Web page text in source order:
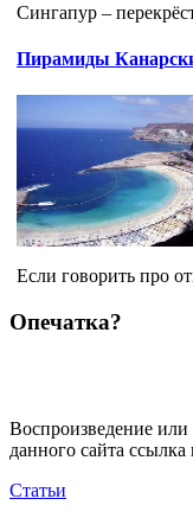
Сингапур –
Пирамиды
Если говорить про
Опечатка?
Воспроизведение или
данного сайта
Статьи